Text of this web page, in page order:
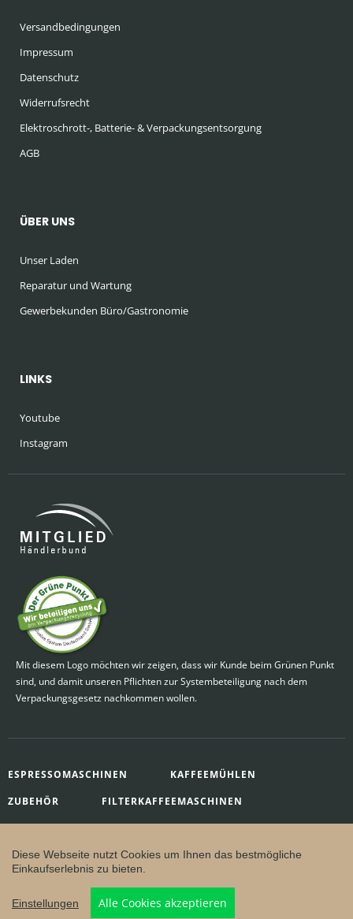
Versandbedingungen
Impressum
Datenschutz
Widerrufsrecht
Elektroschrott-, Batterie- & Verpackungsentsorgung
AGB
ÜBER UNS
Unser Laden
Reparatur und Wartung
Gewerbekunden Büro/Gastronomie
LINKS
Youtube
Instagram
Mit diesem Logo möchten wir zeigen, dass wir Kunde beim Grünen Punkt
sind, und damit unseren Pflichten zur Systembeteiligung nach dem
Verpackungsgesetz nachkommen wollen.
ESPRESSOMASCHINEN
KAFFEEMÜHLEN
ZUBEHÖR
FILTERKAFFEEMASCHINEN
KAFFEE
Made with bybuero 72-1
Diese Webseite nutzt Cookies um Ihnen das bestmögliche
Einkaufserlebnis zu bieten.
Einstellungen Alle Cookies akzeptieren